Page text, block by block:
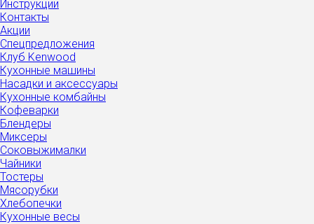
Инструкции
Контакты
Акции
Спецпредложения
Клуб Kenwood
Кухонные машины
Насадки и аксессуары
Кухонные комбайны
Кофеварки
Блендеры
Миксеры
Соковыжималки
Чайники
Тостеры
Мясорубки
Хлебопечки
Кухонные весы